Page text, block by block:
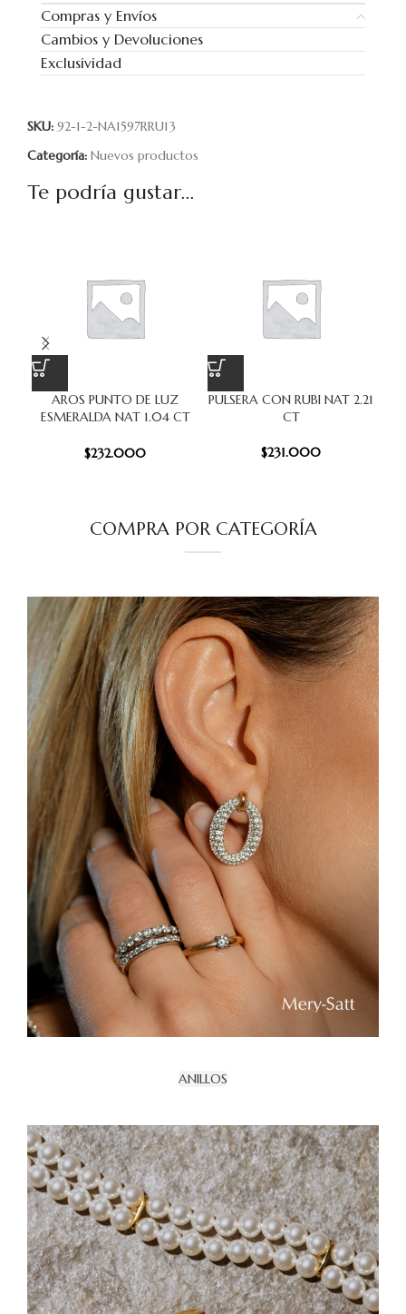
Compras y Envíos
Cambios y Devoluciones
Exclusividad
SKU: 92-1-2-NA1597RRU13
Categoría: Nuevos productos
Te podría gustar...
AROS PUNTO DE LUZ
ESMERALDA NAT 1.04 CT
$232.000
PULSERA CON RUBI NAT 2.21
CT
$231.000
COMPRA POR CATEGORÍA
ANILLOS